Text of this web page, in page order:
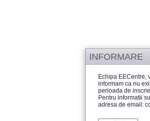
INFORMARE
Echipa EECentre,
informam ca nu
perioada de
Pentru informatii
adresa de email: